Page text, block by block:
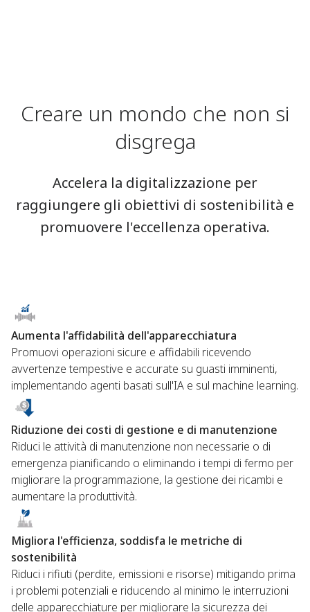
Creare un mondo che non si
disgrega
Accelera la digitalizzazione per
raggiungere gli obiettivi di sostenibilità e
promuovere l'eccellenza operativa.
Aumenta l'affidabilità dell'apparecchiatura
Promuovi operazioni sicure e affidabili ricevendo
avvertenze tempestive e accurate su guasti imminenti,
implementando agenti basati sull'IA e sul machine learning.
Riduzione dei costi di gestione e di manutenzione
Riduci le attività di manutenzione non necessarie o di
emergenza pianificando o eliminando i tempi di fermo per
migliorare la programmazione, la gestione dei ricambi e
aumentare la produttività.
Migliora l'efficienza, soddisfa le metriche di
sostenibilità
Riduci i rifiuti (perdite, emissioni e risorse) mitigando prima
i problemi potenziali e riducendo al minimo le interruzioni
delle apparecchiature per migliorare la sicurezza dei